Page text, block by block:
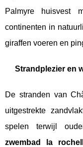
Palmyre huisvest
continenten in
giraffen voeren en
Strandplezier en
De stranden van
uitgestrekte
spelen terwijl
zwembad la